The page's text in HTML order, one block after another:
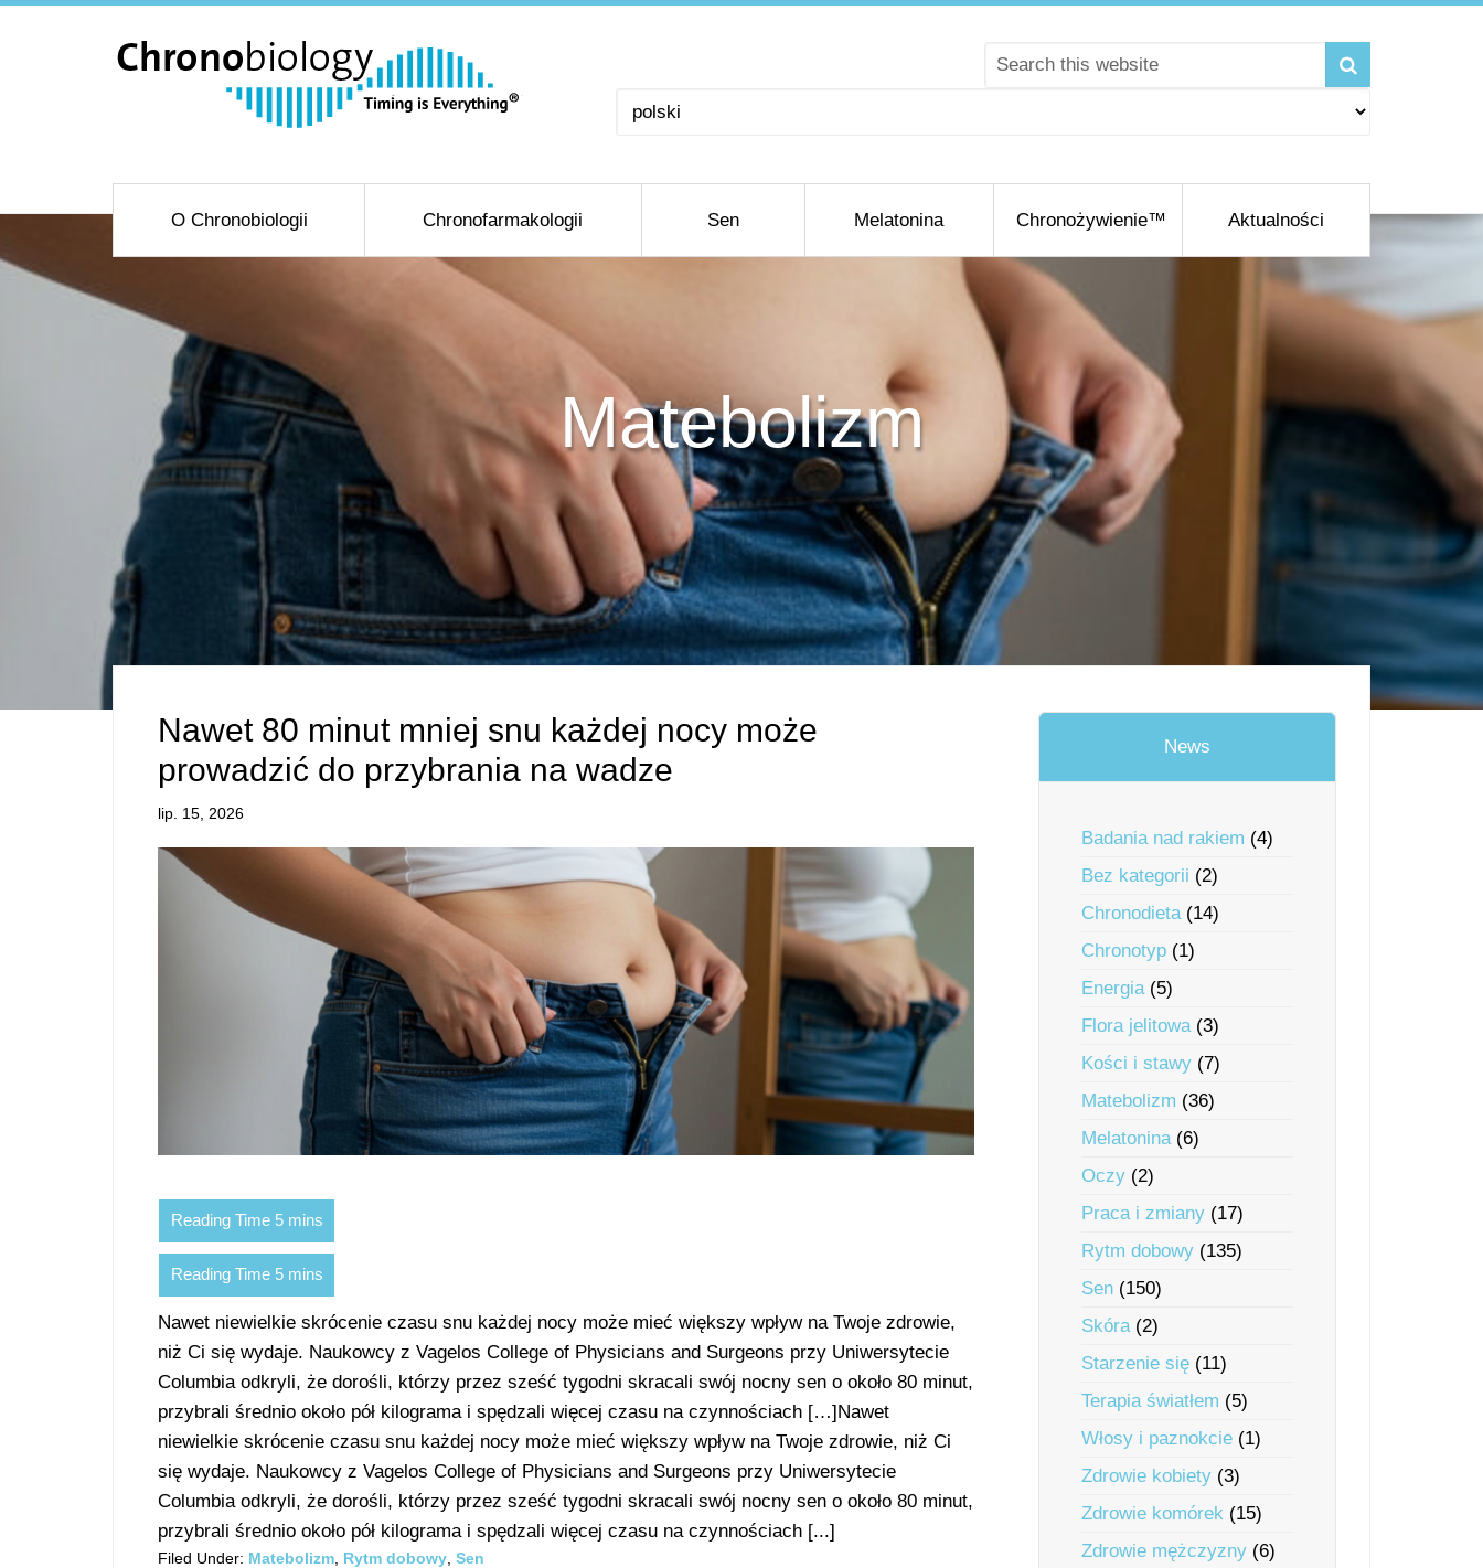
Wybierz
O Chronobiologii Chronofarmakologii Sen Melatonina Chronożywienie™ Aktualności
Matebolizm
Nawet 80 minut mniej snu każdej nocy może
prowadzić do przybrania na wadze
lip. 15, 2026
Nawet niewielkie skrócenie czasu snu każdej nocy może mieć większy wpływ na Twoje zdrowie,
niż Ci się wydaje. Naukowcy z Vagelos College of Physicians and Surgeons przy Uniwersytecie
Columbia odkryli, że dorośli, którzy przez sześć tygodni skracali swój nocny sen o około 80 minut,
przybrali średnio około pół kilograma i spędzali więcej czasu na czynnościach […]Nawet
niewielkie skrócenie czasu snu każdej nocy może mieć większy wpływ na Twoje zdrowie, niż Ci
się wydaje. Naukowcy z Vagelos College of Physicians and Surgeons przy Uniwersytecie
Columbia odkryli, że dorośli, którzy przez sześć tygodni skracali swój nocny sen o około 80 minut,
przybrali średnio około pół kilograma i spędzali więcej czasu na czynnościach [...]
Filed Under: Matebolizm Rytm dobowy Sen
News
Badania nad rakiem (4)
Bez kategorii (2)
Chronodieta(14)
Chronotyp (1)
Energia(5)
Flora jelitowa(3)
Kości i stawy (7)
Matebolizm (36)
Melatonina(6)
Oczy (2)
Praca i zmiany (17)
Rytm dobowy (135)
Sen (150)
Skóra(2)
Starzenie się (11)
Terapia światłem (5)
Włosy i paznokcie (1)
Zdrowie kobiety (3)
Zdrowie komórek (15)
Zdrowie mężczyzny (6)